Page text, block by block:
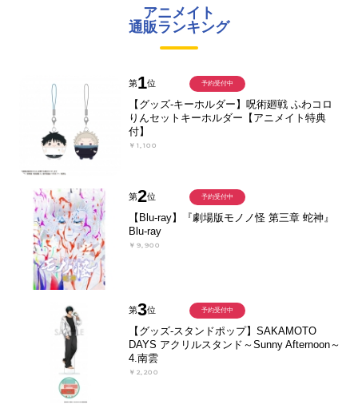
アニメイト
通販ランキング
第1位
【グッズ-キーホルダー】呪術廻戦 ふわコロ
りんセットキーホルダー【アニメイト特典
付】
￥1,100
予約受付中
第2位
【Blu-ray】『劇場版モノノ怪 第三章 蛇神』
Blu-ray
￥9,900
予約受付中
第3位
【グッズ-スタンドポップ】SAKAMOTO
DAYS アクリルスタンド～Sunny Afternoon～
4.南雲
￥2,200
予約受付中